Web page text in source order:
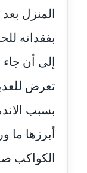
المنزل
بفقدانه
إلى أن جاء
تعرض
بسبب
أبرزها ما
الكواكب صدر